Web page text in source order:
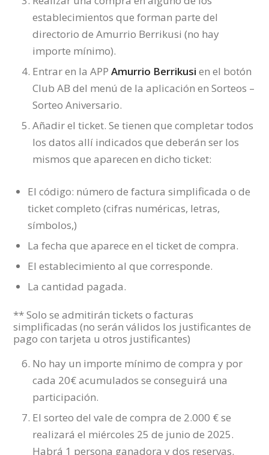
establecimientos que forman parte del
directorio de Amurrio Berrikusi (no hay
importe mínimo).
Entrar en la APPAmurrio Berrikusi en el botón
Club AB del menú de la aplicación en Sorteos –
Sorteo Aniversario.
Añadir el ticket. Se tienen que completar todos
los datos allí indicados que deberán ser los
mismos que aparecen en dicho ticket:
El código: número de factura simplificada o de
ticket completo (cifras numéricas, letras,
símbolos,)
La fecha que aparece en el ticket de compra.
El establecimiento al que corresponde.
La cantidad pagada.
** Solo se admitirán tickets o facturas
simplificadas (no serán válidos los justificantes de
pago con tarjeta u otros justificantes)
No hay un importe mínimo de compra y por
cada 20€ acumulados se conseguirá una
participación.
El sorteo del vale de compra de 2.000 € se
realizará el miércoles 25 de junio de 2025.
Habrá 1 persona ganadora y dos reservas.